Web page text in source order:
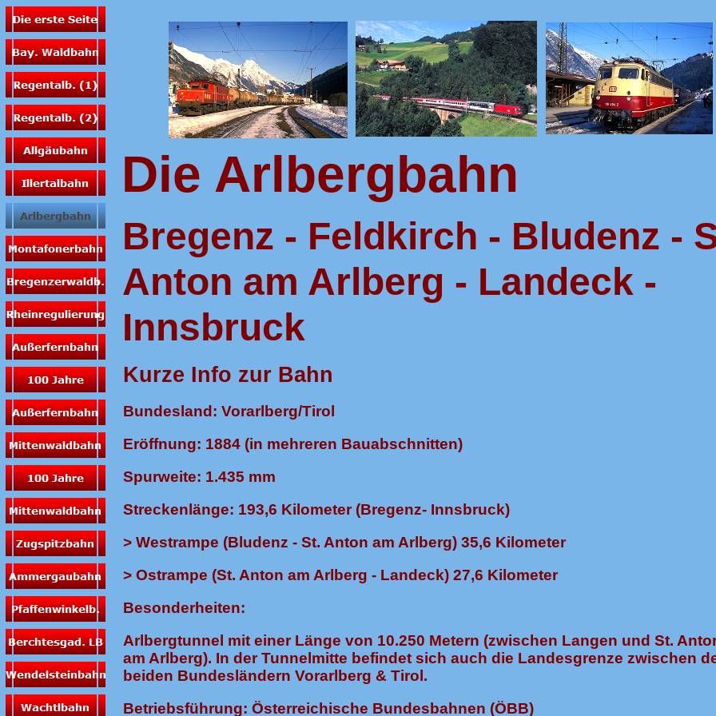
Die Arlbergbahn
Bregenz - Feldkirch - Bludenz -
Anton am Arlberg - Landeck -
Innsbruck
Kurze Info zur Bahn
Bundesland: Vorarlberg/Tirol
Eröffnung: 1884 (in mehreren Bauabschnitten)
Spurweite: 1.435 mm
Streckenlänge: 193,6 Kilometer (Bregenz- Innsbruck)
> Westrampe (Bludenz - St. Anton am Arlberg) 35,6 Kilometer
> Ostrampe (St. Anton am Arlberg - Landeck) 27,6 Kilometer
Besonderheiten:
Arlbergtunnel mit einer Länge von 10.250 Metern (zwischen Langen und St.
am Arlberg). In der Tunnelmitte befindet sich auch die Landesgrenze zwischen
beiden Bundesländern Vorarlberg & Tirol.
Betriebsführung: Österreichische Bundesbahnen (ÖBB)